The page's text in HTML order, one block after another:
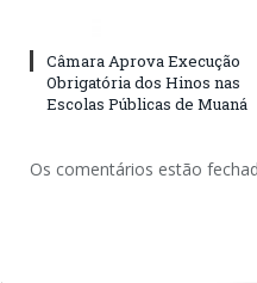
Câmara Aprova Execução
Obrigatória dos Hinos nas
Escolas Públicas de Muaná
Os comentários estão